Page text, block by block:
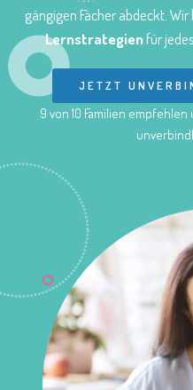
gängigen Fächer abdeckt. Wir
Lernstrategienfür
JETZT
9 von 10 Familien